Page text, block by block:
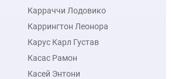
Карраччи Лодовико
Каррингтон Леонора
Карус Карл Густав
Касас Рамон
Касей Энтони